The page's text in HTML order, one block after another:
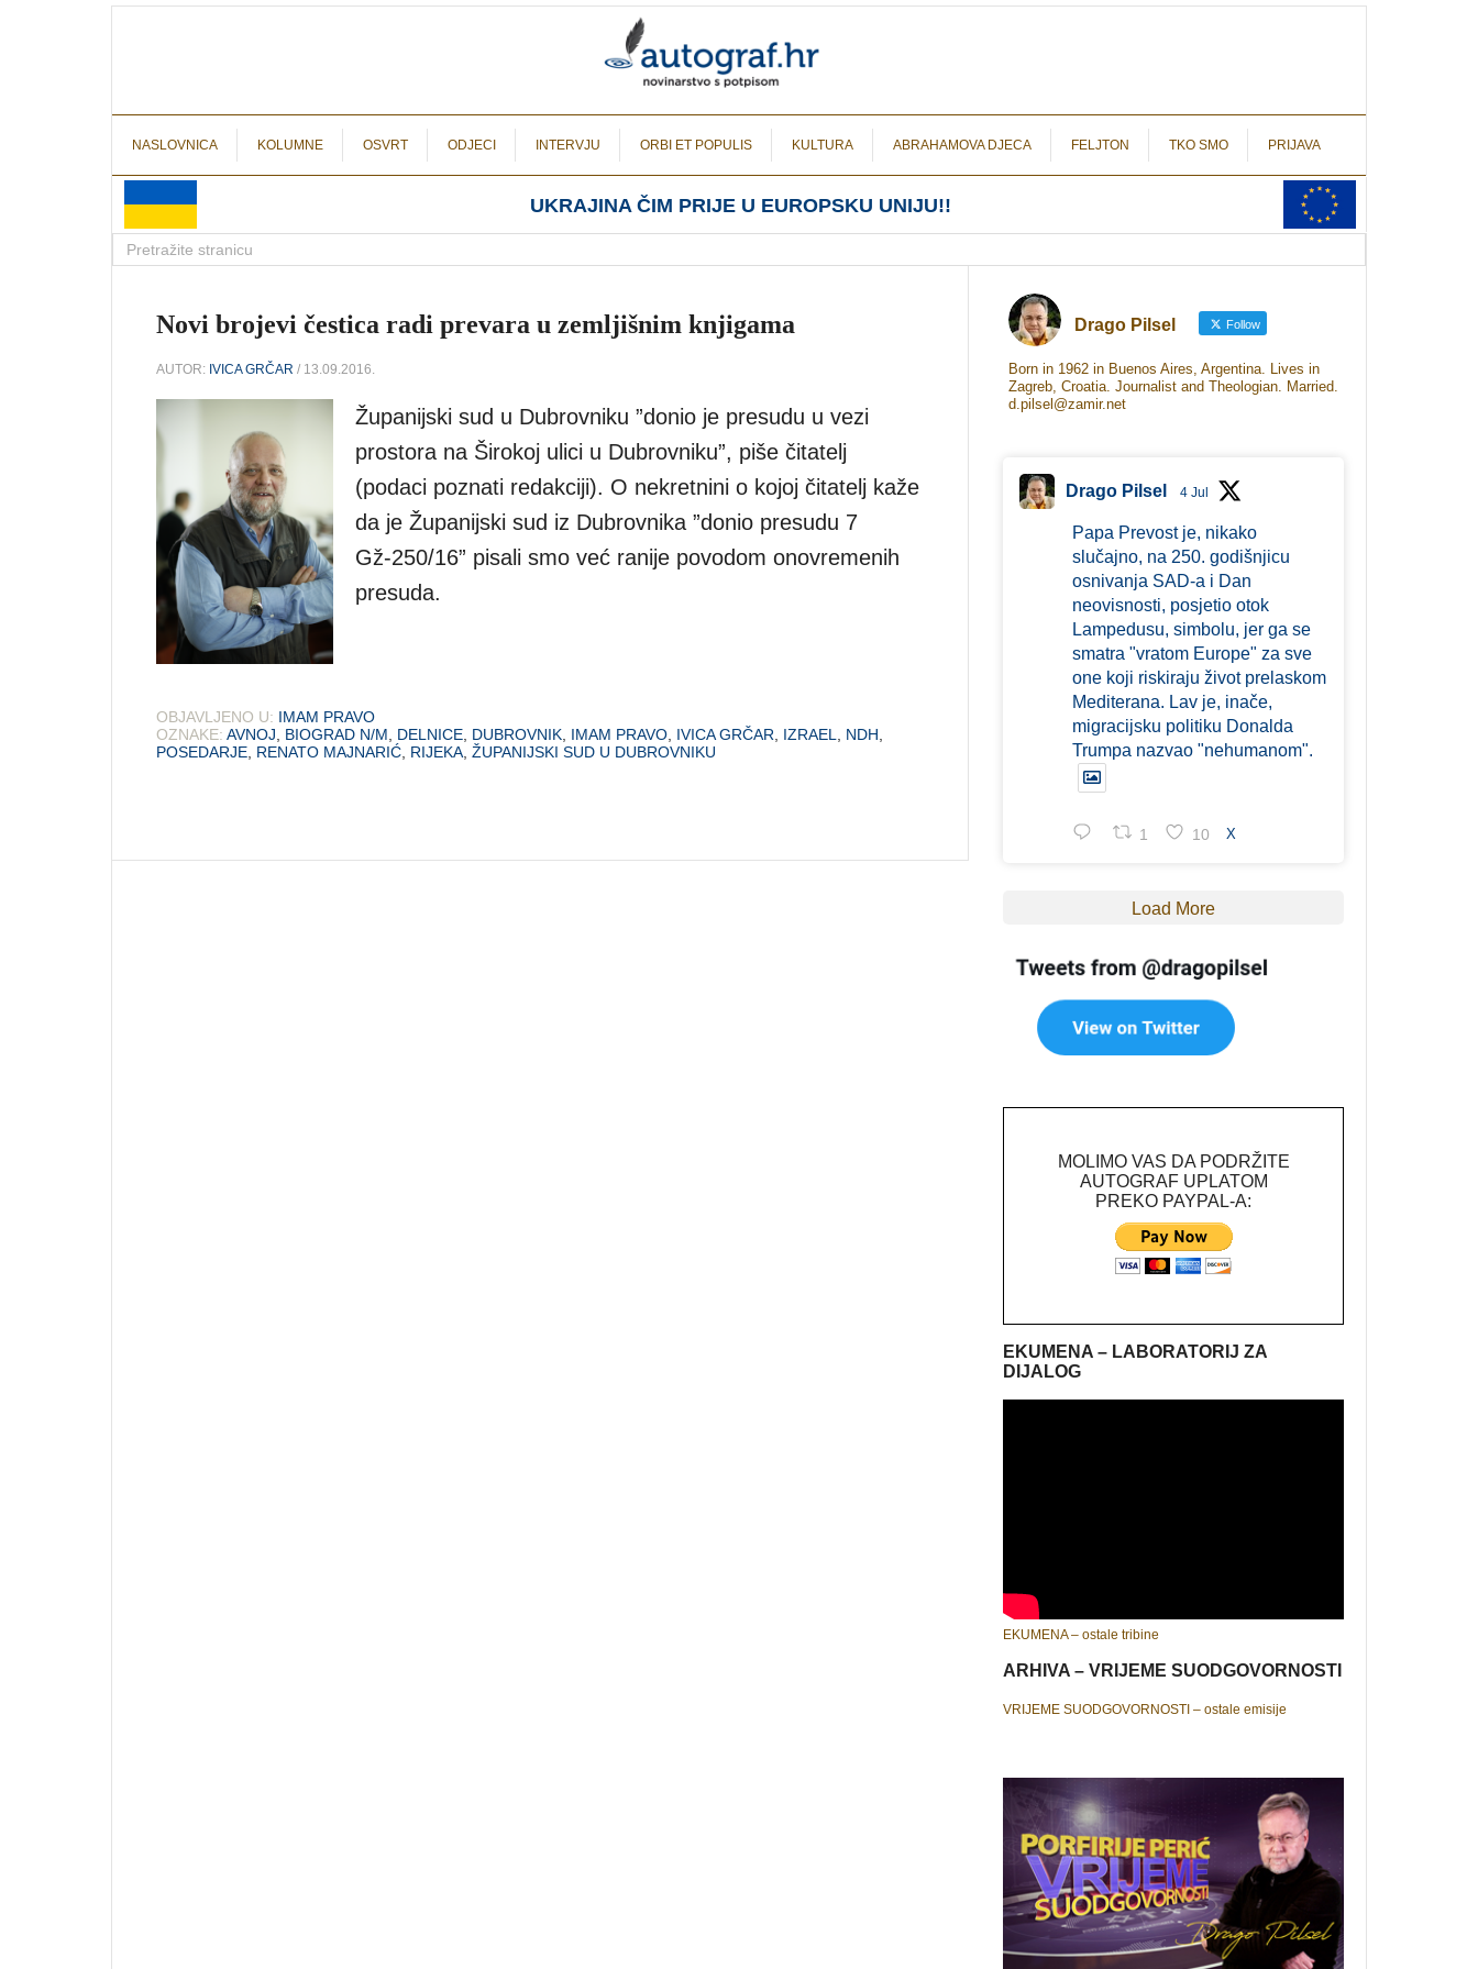
NASLOVNICA KOLUMNE OSVRT ODJECI INTERVJU ORBI ET POPULIS KULTURA ABRAHAMOVA DJECA FELJTON TKO SMO PRIJAVA
UKRAJINA ČIM PRIJE U EUROPSKU UNIJU!!
Novi brojevi čestica radi prevara u zemljišnim knjigama
AUTOR: IVICA GRČAR / 13.09.2016.
Županijski sud u Dubrovniku ”donio je presudu u vezi
prostora na Širokoj ulici u Dubrovniku”, piše čitatelj
(podaci poznati redakciji). O nekretnini o kojoj čitatelj kaže
da je Županijski sud iz Dubrovnika ”donio presudu 7
Gž-250/16” pisali smo već ranije povodom onovremenih
presuda.
OBJAVLJENO U: IMAM PRAVO
OZNAKE: AVNOJ, BIOGRAD N/M, DELNICE, DUBROVNIK, IMAM PRAVO, IVICA GRČAR, IZRAEL, NDH,
POSEDARJE, RENATO MAJNARIĆ, RIJEKA, ŽUPANIJSKI SUD U DUBROVNIKU
Drago Pilsel Follow
Born in 1962 in Buenos Aires, Argentina. Lives in
Zagreb, Croatia. Journalist and Theologian. Married.
d.pilsel@zamir.net
Drago Pilsel 4 Jul
Papa Prevost je, nikako
slučajno, na 250. godišnjicu
osnivanja SAD-a i Dan
neovisnosti, posjetio otok
Lampedusu, simbolu, jer ga se
smatra "vratom Europe" za sve
one koji riskiraju život prelaskom
Mediterana. Lav je, inače,
migracijsku politiku Donalda
Trumpa nazvao "nehumanom".
1 10 X
Load More
MOLIMO VAS DA PODRŽITE
AUTOGRAF UPLATOM
PREKO PAYPAL-A:
EKUMENA – LABORATORIJ ZA
DIJALOG
EKUMENA – ostale tribine
ARHIVA – VRIJEME SUODGOVORNOSTI
VRIJEME SUODGOVORNOSTI – ostale emisije